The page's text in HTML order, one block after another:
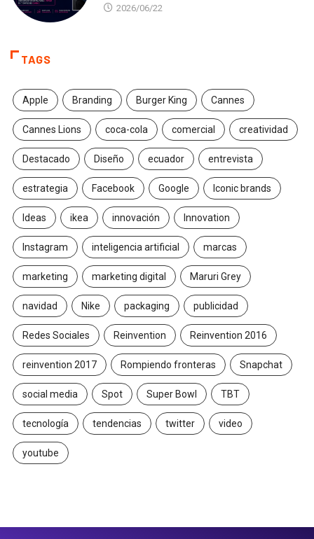
2026/06/22
TAGS
Apple Branding Burger King Cannes
Cannes Lions coca-cola comercial creatividad
Destacado Diseño ecuador entrevista
estrategia Facebook Google Iconic brands
Ideas ikea innovación Innovation
Instagram inteligencia artificial marcas
marketing marketing digital Maruri Grey
navidad Nike packaging publicidad
Redes Sociales Reinvention Reinvention 2016
reinvention 2017 Rompiendo fronteras Snapchat
social media Spot Super Bowl TBT
tecnología tendencias twitter video
youtube